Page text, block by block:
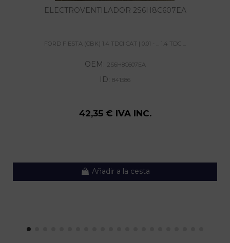
ELECTROVENTILADOR 2S6H8C607EA
FORD FIESTA (CBK) 1.4 TDCI CAT | 0.01 - ... 1.4 TDCI...
OEM: 2S6H8C607EA
ID: 841586
42,35 € IVA INC.
Añadir a la cesta